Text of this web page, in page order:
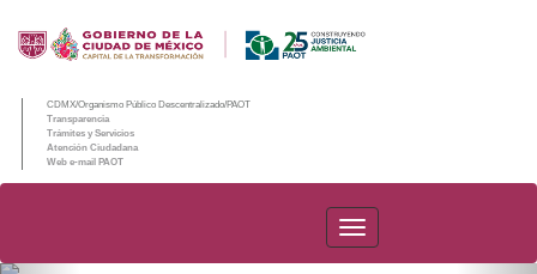
CDMX/Organismo Público Descentralizado/PAOT
Transparencia
Trámites y Servicios
Atención Ciudadana
Web e-mail PAOT
PAOT